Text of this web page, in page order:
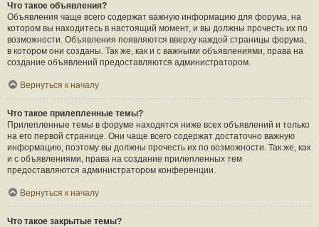
Что такое объявления?
Объявления чаще всего содержат важную информацию для форума, на
котором вы находитесь в настоящий момент, и вы должны прочесть их по
возможности. Объявления появляются вверху каждой страницы форума,
в котором они созданы. Так же, как и с важными объявлениями, права на
создание объявлений предоставляются администратором.
Вернуться к началу
Что такое прилепленные темы?
Прилепленные темы в форуме находятся ниже всех объявлений и только
на его первой странице. Они чаще всего содержат достаточно важную
информацию, поэтому вы должны прочесть их по возможности. Так же, как
и с объявлениями, права на создание прилепленных тем
предоставляются администратором конференции.
Вернуться к началу
Что такое закрытые темы?